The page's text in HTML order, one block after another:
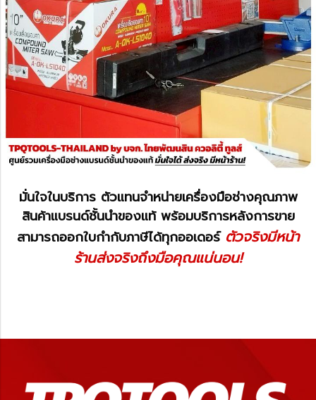
มั่นใจในบริการ ตัวแทนจำหน่ายเครื่องมือช่างคุณภาพ
สินค้าแบรนด์ชั้นนำของแท้ พร้อมบริการหลังการขาย
สามารถออกใบกำกับภาษีได้ทุกออเดอร์ ตัวจริงมีหน้า
ร้านส่งจริงถึงมือคุณแน่นอน!